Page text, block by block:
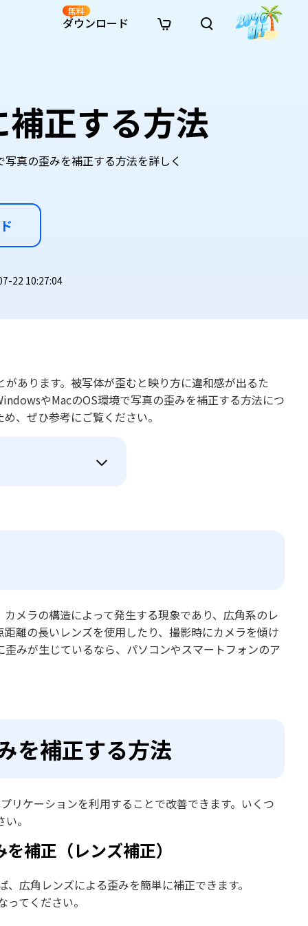
· USBデータ復元
· ゴミ箱復元
· ファイル復元
· エクセル復元
· 写真復元
· 動画復元
ン写真修復
ンファイル修復
· シネマ風AI画像プロンプト
· アニメ実写化プロンプト
· AIレゴ風写真プロンプト
· ハードディスクをクローン
· 重複検索（Mac）
· Cドライブを拡張
· ディスク容量を解放
· MBRをGPTに変換
· Macストレージを整理
ダウンロード
無料
正する方法
真の歪みを補正する方法を詳しく
22 10:27:04
あります。​​被写体が歪むと映り方に違和感が出るた
やMacのOS環境で写真の歪みを補正する方法につ
、ぜひ参考にご覧ください。
メラの構造によって発生する現象であり、広角系のレ
離の長いレンズを使用したり、撮影時にカメラを傾け
みが生じているなら、パソコンやスマートフォンのア
を補正する方法
リケーションを利用することで改善できます。いくつ
。
補正（レンズ補正）
広角レンズによる歪みを簡単に補正できます。
てください。